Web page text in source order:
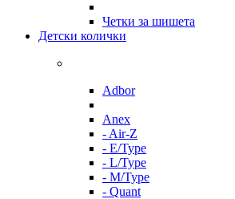
Четки за шишета
Детски колички
Adbor
Anex
- Air-Z
- E/Type
- L/Type
- M/Type
- Quant